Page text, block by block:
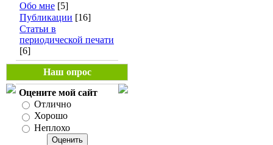
Обо мне [5]
Публикации [16]
Статьи в
периодической печати
[6]
Наш опрос
Оцените мой сайт
Отлично
Хорошо
Неплохо